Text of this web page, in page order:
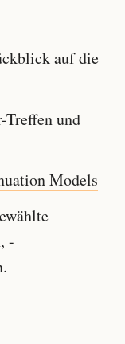
auf die
und
Models
-